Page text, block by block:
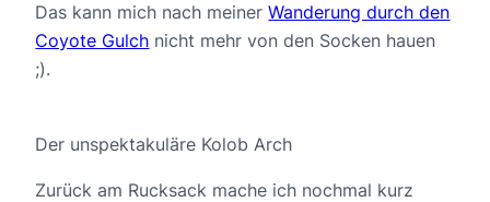
Das kann mich nach meinerWanderung durch den
Coyote Gulch nicht mehr von den Socken hauen
;).
Der unspektakuläre Kolob Arch
Zurück am Rucksack mache ich nochmal kurz